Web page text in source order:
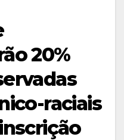
20%
raciais